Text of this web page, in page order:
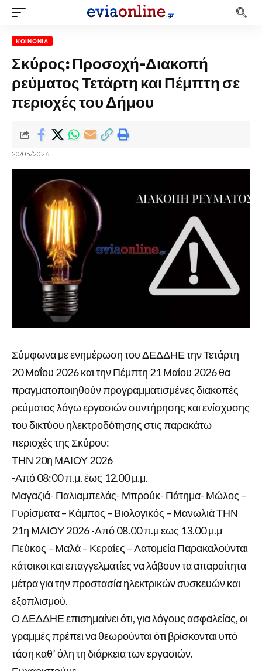
ΚΟΙΝΩΝΊΑ
Σκύρος: Προσοχή-Διακοπή
ρεύματος Τετάρτη και Πέμπτη σε
περιοχές του Δήμου
20/05/2026
Σύμφωνα με ενημέρωση του ΔΕΔΔΗΕ την Τετάρτη
20 Μαΐου 2026 και την Πέμπτη 21 Μαίου 2026 θα
πραγματοποιηθούν προγραμματισμένες διακοπές
ρεύματος λόγω εργασιών συντήρησης και ενίσχυσης
του δικτύου ηλεκτροδότησης στις παρακάτω
περιοχές της Σκύρου:
ΤΗΝ 20η ΜΑΙΟΥ 2026
-Από 08:00 π.μ. έως 12.00 μ.μ.
Μαγαζιά- Παλιαμπελάς- Μπρούκ- Πάτημα- Μώλος –
Γυρίσματα – Κάμπος – Βιολογικός – Μανωλιά ΤΗΝ
21η ΜΑΙΟΥ 2026 -Από 08.00 π.μ εως 13.00 μ.μ
Πεύκος – Μαλά – Κεραίες – Λατομεία Παρακαλούνται
κάτοικοι και επαγγελματίες να λάβουν τα απαραίτητα
μέτρα για την προστασία ηλεκτρικών συσκευών και
εξοπλισμού.
Ο ΔΕΔΔΗΕ επισημαίνει ότι, για λόγους ασφαλείας, οι
γραμμές πρέπει να θεωρούνται ότι βρίσκονται υπό
τάση καθ’ όλη τη διάρκεια των εργασιών.